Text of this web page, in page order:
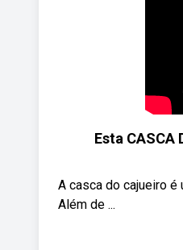
Esta
A casca do cajueiro é
Além de ...